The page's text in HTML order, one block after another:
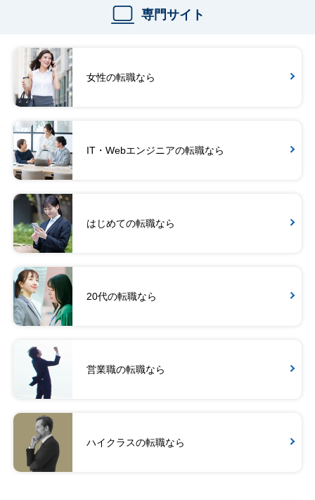
専門サイト
女性の転職なら
IT・Webエンジニアの転職なら
はじめての転職なら
20代の転職なら
営業職の転職なら
ハイクラスの転職なら